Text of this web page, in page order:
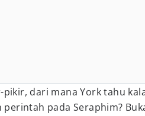
pikir, dari mana York tahu
perintah pada Seraphim?